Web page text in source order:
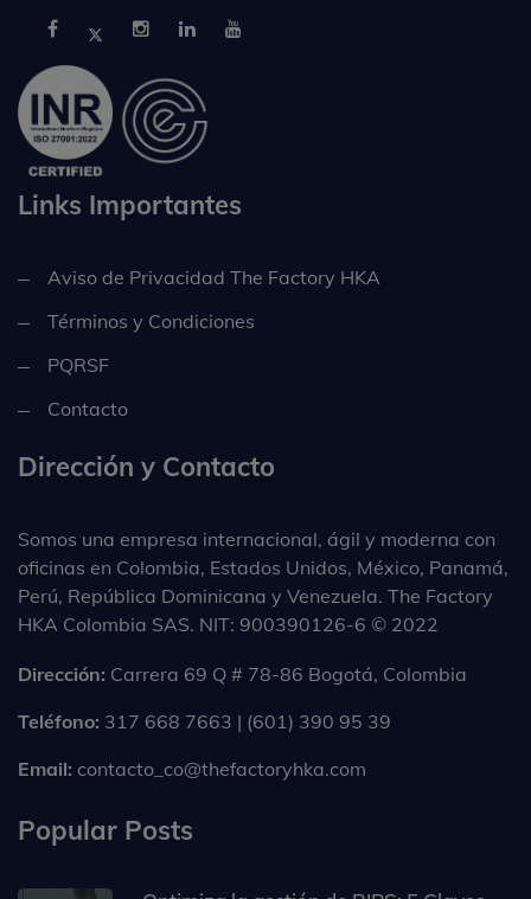
Links Importantes
Aviso de Privacidad The Factory HKA
Términos y Condiciones
PQRSF
Contacto
Dirección y Contacto
Somos una empresa internacional, ágil y moderna con
oficinas en Colombia, Estados Unidos, México, Panamá,
Perú, República Dominicana y Venezuela. The Factory
HKA Colombia SAS. NIT: 900390126-6 © 2022
Dirección: Carrera 69 Q # 78-86 Bogotá, Colombia
Teléfono: 317 668 7663 | (601) 390 95 39
Email: contacto_co@thefactoryhka.com
Popular Posts